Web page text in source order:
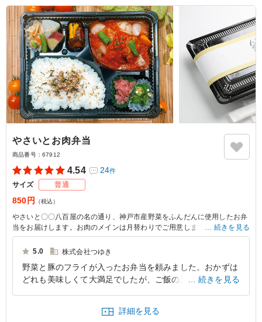
やさいとお肉弁当
商品番号： 67912
4.54 24件
サイズ 普通
850円 （税込）
やさいと〇〇八百屋の名の通り、神戸市産野菜をふんだんに使用したお弁
当をお届けします。お肉のメインは月替わりでご用意します！会議、ロ
ケ、イベントと幅広いシーンでご利用ください。
6月：和風ハンバーグ＆コロッケ
7月：鶏肉の唐揚げ～刻み野菜の油淋鶏ソース～
10月：照り焼きハンバーグと野菜のはさみ揚げ
続きを見る
5.0 株式会社つゆき
野菜と豚のフライが入ったお弁当を頼みました。おかずは
どれも美味しくて大満足でしたが、ご飯の量が少なめでし
続きを見る
詳細を見る